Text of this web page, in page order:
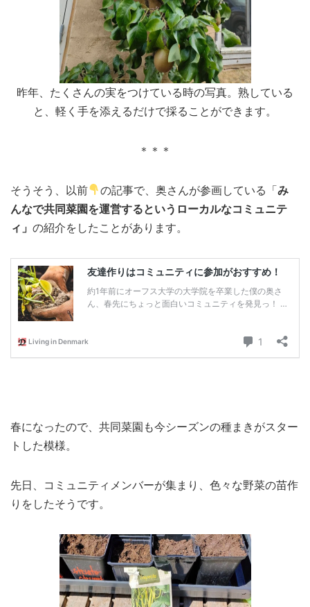
昨年、たくさんの実をつけている時の写真。熟している
と、軽く手を添えるだけで採ることができます。
＊＊＊
そうそう、以前 の記事で、奥さんが参画している「み
んなで共同菜園を運営するというローカルなコミュニテ
ィ」 の紹介をしたことがあります。
春になったので、共同菜園も今シーズンの種まきがスター
トした模様。
先日、コミュニティメンバーが集まり、色々な野菜の苗作
りをしたそうです。